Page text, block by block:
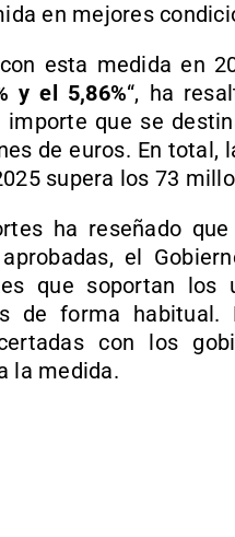
en mejores
esta medida en
y el 5,86%“, ha
que se
de euros. En total,
supera los 73
ha reseñado
el
que soportan los
de forma habitual.
con los
la medida.